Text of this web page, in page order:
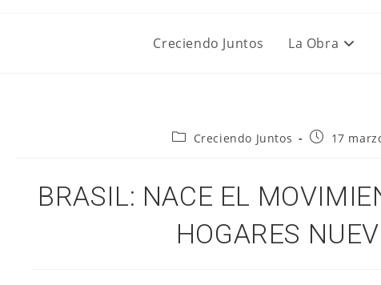
Creciendo Juntos La Obra
Categoría
Creciendo Juntos
Publicación
17
BRASIL: NACE EL
HOGARES